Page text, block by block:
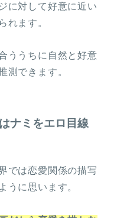
に対して好意に近い
れます。
ううちに自然と好意
測できます。
ナミをエロ目線
では恋愛関係の描写
うに思います。